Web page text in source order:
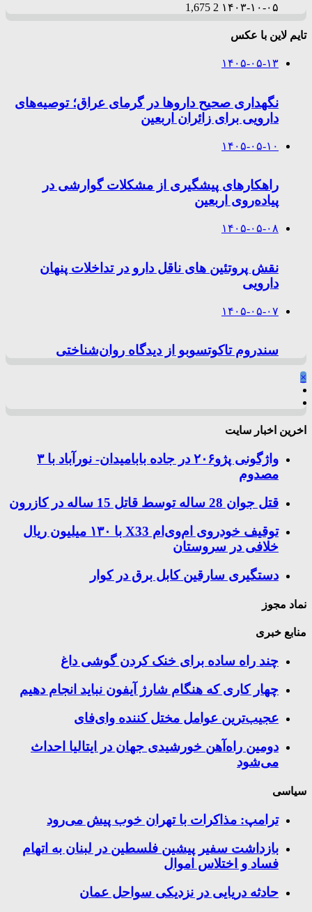
۱۴۰۳-۱۰-۰۵ 2
1,675
تایم لاین با عکس
۱۴۰۵-۰۵-۱۳
نگهداری صحیح داروها در گرمای عراق؛ توصیه‌های
دارویی برای زائران اربعین
۱۴۰۵-۰۵-۱۰
راهکارهای پیشگیری از مشکلات گوارشی در
پیاده‌روی اربعین
۱۴۰۵-۰۵-۰۸
نقش پروتئین های ناقل دارو در تداخلات پنهان
دارویی
۱۴۰۵-۰۵-۰۷
سندروم تاکوتسوبو از دیدگاه روان‌شناختی
×
اخرین اخبار سایت
واژگونی پژو۲۰۶ در جاده بابامیدان- نورآباد با ۳
مصدوم
قتل جوان 28 ساله توسط قاتل 15 ساله در کازرون
توقیف خودروی ام‌وی‌ام X33 با ۱۳۰ میلیون ریال
خلافی در سروستان
دستگیری سارقین کابل برق در کوار
نماد مجوز
منابع خبری
چند راه‌ ساده برای خنک کردن گوشی داغ
چهار کاری که هنگام شارژ آیفون نباید انجام دهیم
عجیب‌ترین عوامل مختل کننده وای‌فای
دومین راه‌آهن خورشیدی جهان در ایتالیا احداث
می‌شود
سیاسی
ترامپ: مذاکرات با تهران خوب پیش می‌رود
بازداشت سفیر پیشین فلسطین در لبنان به اتهام
فساد و اختلاس اموال
حادثه دریایی در نزدیکی سواحل عمان